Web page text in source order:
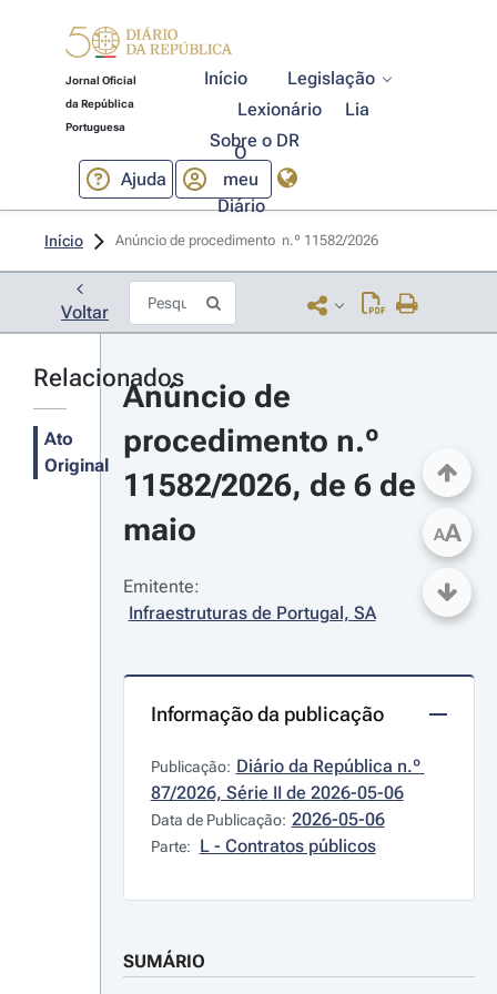
Jornal Oficial
da República
Portuguesa
Início
Legislação
Lexionário
Lia
Sobre o DR
Ajuda
O
meu
Diário
Início Anúncio de procedimento  n.º 11582/2026
Voltar
Relacionados
Ato
Original
Anúncio de
procedimento n.º
11582/2026, de 6 de
maio
Emitente:
Infraestruturas de Portugal, SA
Informação da publicação
Publicação: Diário da República n.º
87/2026, Série II de 2026-05-06
Data de Publicação: 2026-05-06
Parte: L - Contratos públicos
SUMÁRIO
AA